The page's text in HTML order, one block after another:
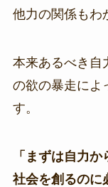
他力の関係もわ
本来あるべき自
の欲の暴走によ
す。
「まずは自力
社会を創るのに